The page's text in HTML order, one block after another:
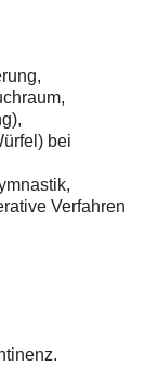
bei
Verfahren